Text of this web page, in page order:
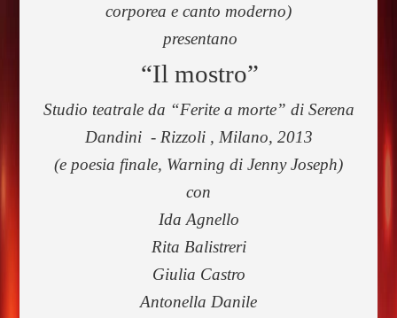
corporea e canto moderno)
presentano
“Il mostro”
Studio teatrale da “Ferite a morte” di Serena
Dandini - Rizzoli , Milano, 2013
(e poesia finale, Warning di Jenny Joseph)
con
Ida Agnello
Rita Balistreri
Giulia Castro
Antonella Danile